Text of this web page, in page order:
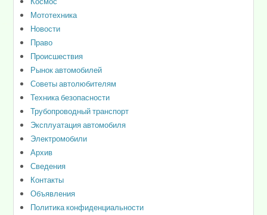
Мототехника
Новости
Право
Происшествия
Рынок автомобилей
Советы автолюбителям
Техника безопасности
Трубопроводный транспорт
Эксплуатация автомобиля
Электромобили
Архив
Сведения
Контакты
Объявления
Политика конфиденциальности